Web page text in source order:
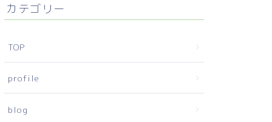
カテゴリー
TOP
profile
blog